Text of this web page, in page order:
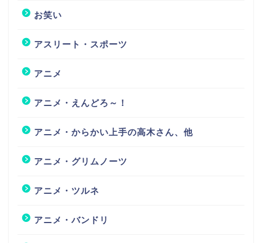
お笑い
アスリート・スポーツ
アニメ
アニメ・えんどろ～！
アニメ・からかい上手の高木さん、他
アニメ・グリムノーツ
アニメ・ツルネ
アニメ・バンドリ